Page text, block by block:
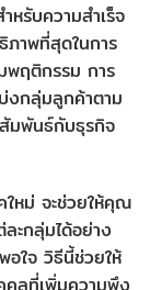
หรับความสำเร็จ
ภาพที่สุดในการ
พฤติกรรม การ
งกลุ่มลูกค้าตาม
มพันธ์กับธุรกิจ
ใหม่ จะช่วยให้คุณ
ละกลุ่มได้อย่าง
อใจ วิธีนี้ช่วยให้